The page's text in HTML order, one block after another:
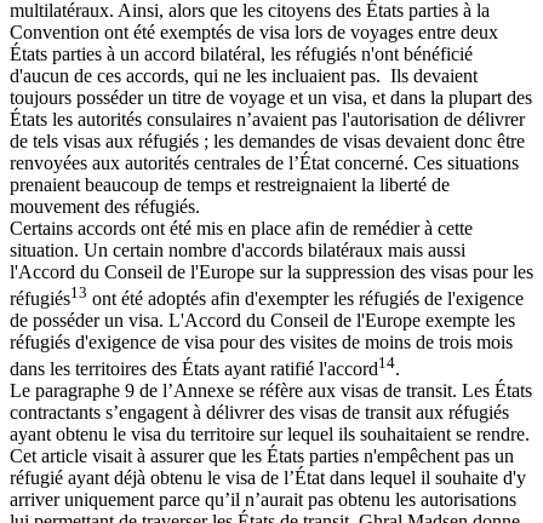
multilatéraux. Ainsi, alors que les citoyens des États parties à la
Convention ont été exemptés de visa lors de voyages entre deux
États parties à un accord bilatéral, les réfugiés n'ont bénéficié
d'aucun de ces accords, qui ne les incluaient pas. Ils devaient
toujours posséder un titre de voyage et un visa, et dans la plupart des
États les autorités consulaires n’avaient pas l'autorisation de délivrer
de tels visas aux réfugiés ; les demandes de visas devaient donc être
renvoyées aux autorités centrales de l’État concerné. Ces situations
prenaient beaucoup de temps et restreignaient la liberté de
mouvement des réfugiés.
Certains accords ont été mis en place afin de remédier à cette
situation. Un certain nombre d'accords bilatéraux mais aussi
l'Accord du Conseil de l'Europe sur la suppression des visas pour les
réfugiés13 ont été adoptés afin d'exempter les réfugiés de l'exigence
de posséder un visa. L'Accord du Conseil de l'Europe exempte les
réfugiés d'exigence de visa pour des visites de moins de trois mois
dans les territoires des États ayant ratifié l'accord14.
Le paragraphe 9 de l’Annexe se réfère aux visas de transit. Les États
contractants s’engagent à délivrer des visas de transit aux réfugiés
ayant obtenu le visa du territoire sur lequel ils souhaitaient se rendre.
Cet article visait à assurer que les États parties n'empêchent pas un
réfugié ayant déjà obtenu le visa de l’État dans lequel il souhaite d'y
arriver uniquement parce qu’il n’aurait pas obtenu les autorisations